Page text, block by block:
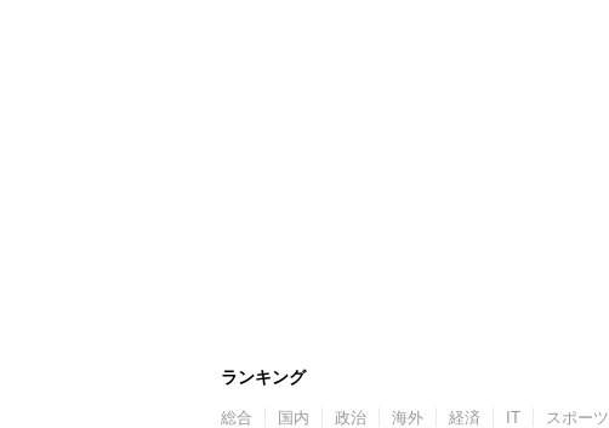
ランキング
総合 国内 政治 海外 経済 IT スポーツ